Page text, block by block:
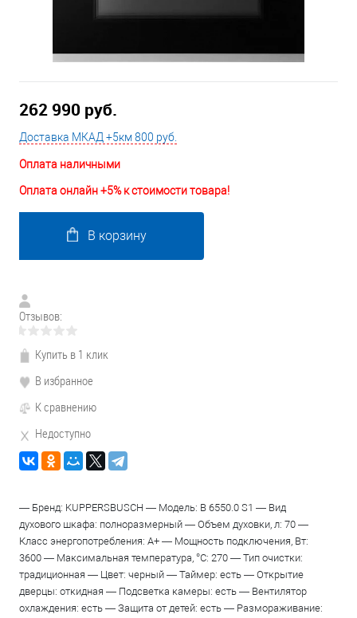
262 990 руб.
Доставка МКАД +5км 800 руб.
Оплата наличными
Оплата онлайн +5% к стоимости товара!
В корзину
Отзывов:
Купить в 1 клик
В избранное
К сравнению
Недоступно
— Бренд: KUPPERSBUSCH — Модель: B 6550.0 S1 — Вид
духового шкафа: полноразмерный — Объем духовки, л: 70 —
Класс энергопотребления: A+ — Мощность подключения, Вт:
3600 — Максимальная температура, °С: 270 — Тип очистки:
традиционная — Цвет: черный — Таймер: есть — Открытие
дверцы: откидная — Подсветка камеры: есть — Вентилятор
охлаждения: есть — Защита от детей: есть — Размораживание: